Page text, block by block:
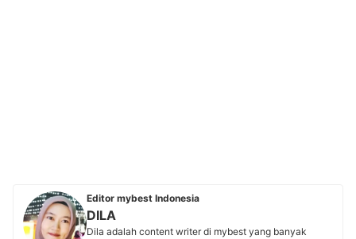
Editor mybest Indonesia
DILA
Dila adalah content writer di mybest yang banyak